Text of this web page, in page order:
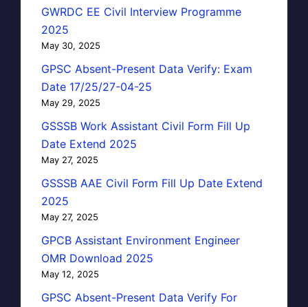
GWRDC EE Civil Interview Programme
2025
May 30, 2025
GPSC Absent-Present Data Verify: Exam
Date 17/25/27-04-25
May 29, 2025
GSSSB Work Assistant Civil Form Fill Up
Date Extend 2025
May 27, 2025
GSSSB AAE Civil Form Fill Up Date Extend
2025
May 27, 2025
GPCB Assistant Environment Engineer
OMR Download 2025
May 12, 2025
GPSC Absent-Present Data Verify For